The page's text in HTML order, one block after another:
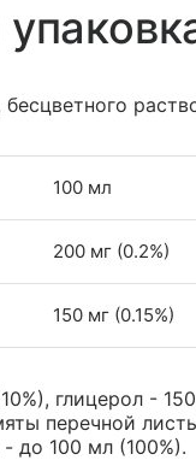
100 мл
200 мг (0.2%)
150 мг (0.15%)
глицерол -
перечной
до 100 мл (100%).